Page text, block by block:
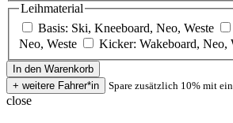
Leihmaterial
Basis: Ski, Kneeboard, Neo, Weste
Neo, Weste
Kicker: Wakeboard, Neo,
Spare zusätzlich 10% mit
close